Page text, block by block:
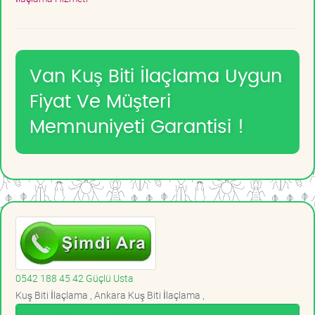
Van Kuş Biti İlaçlama Uygun
Fiyat Ve Müşteri
Memnuniyeti Garantisi !
0542 188 45 42 Güçlü Usta
Kuş Biti İlaçlama , Ankara Kuş Biti İlaçlama ,